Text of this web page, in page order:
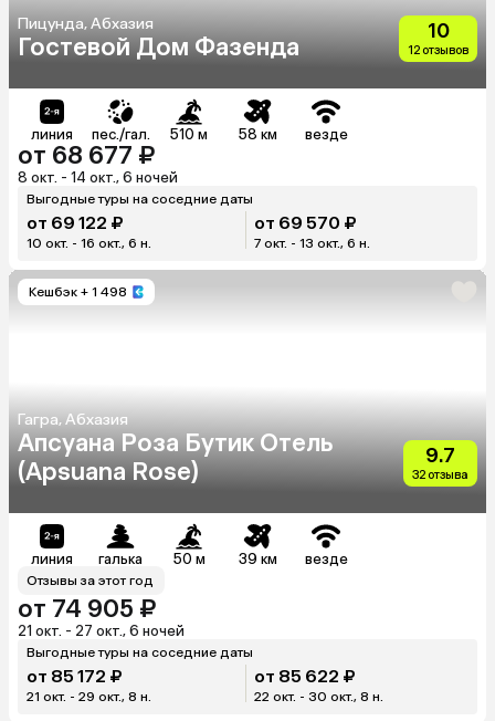
Пицунда, Абхазия
Гостевой Дом Фазенда
10
12 отзывов
линия пес./гал. 510 м 58 км везде
от 68 677 ₽
8 окт. - 14 окт., 6 ночей
Выгодные туры на соседние даты
от 69 122 ₽
10 окт. - 16 окт., 6 н.
от 69 570 ₽
7 окт. - 13 окт., 6 н.
Кешбэк + 1 498
Гагра, Абхазия
Апсуана Роза Бутик Отель
(Apsuana Rose)
9.7
32 отзыва
линия галька 50 м 39 км везде
Отзывы за этот год
от 74 905 ₽
21 окт. - 27 окт., 6 ночей
Выгодные туры на соседние даты
от 85 172 ₽
21 окт. - 29 окт., 8 н.
от 85 622 ₽
22 окт. - 30 окт., 8 н.